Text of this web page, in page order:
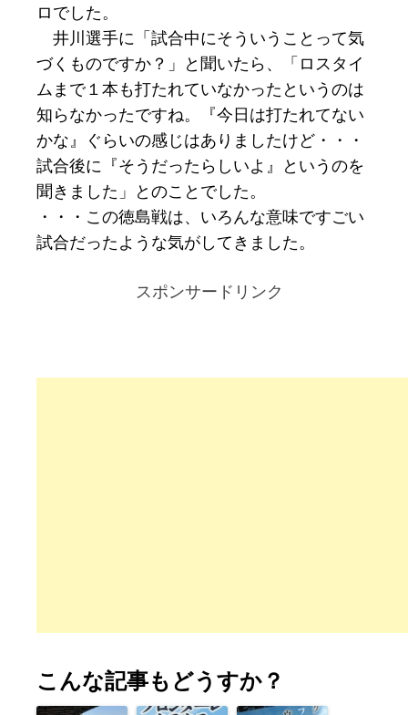
ロでした。
井川選手に「試合中にそういうことって気
づくものですか？」と聞いたら、「ロスタイ
ムまで１本も打たれていなかったというのは
知らなかったですね。『今日は打たれてない
かな』ぐらいの感じはありましたけど・・・
試合後に『そうだったらしいよ』というのを
聞きました」とのことでした。
・・・この徳島戦は、いろんな意味ですごい
試合だったような気がしてきました。
スポンサードリンク
こんな記事もどうすか？